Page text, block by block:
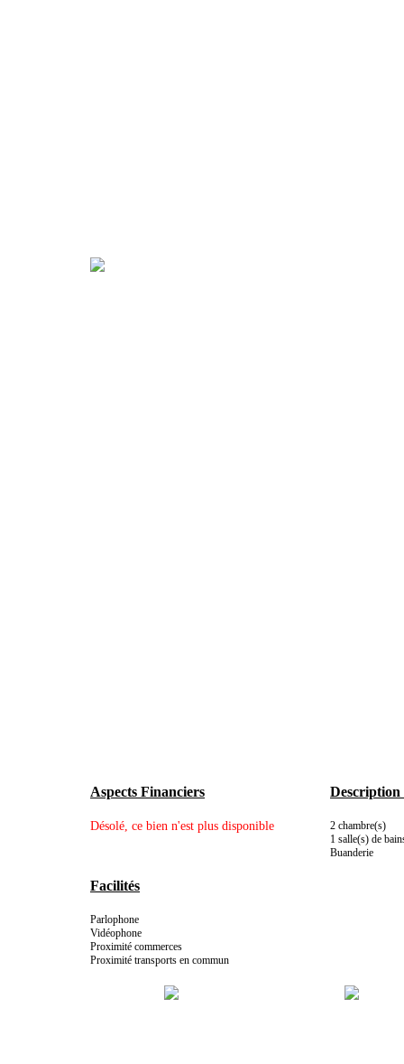
Aspects Financiers
Désolé, ce bien n'est plus disponible
2 chambre(s)
1 salle(s) de
Buanderie
Facilités
Parlophone
Vidéophone
Proximité commerces
Proximité transports en commun